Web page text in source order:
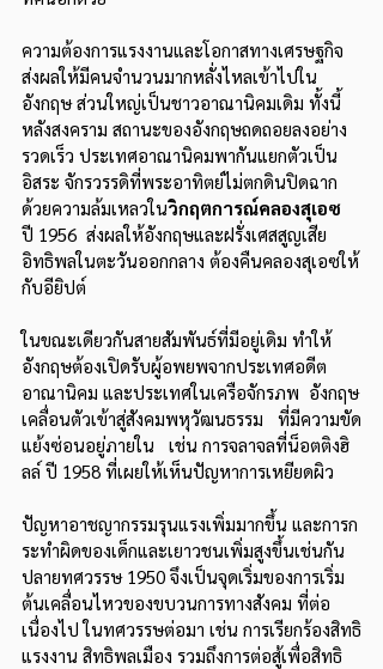
ความต้องการแรงงานและโอกาสทางเศรษฐกิจ
ส่งผลให้มีคนจำนวนมากหลั่งไหลเข้าไปใน
อังกฤษ ส่วนใหญ่เป็นชาวอาณานิคมเดิม ทั้งนี้
หลังสงคราม สถานะของอังกฤษถดถอยลงอย่าง
รวดเร็ว ประเทศอาณานิคมพากันแยกตัวเป็น
อิสระ จักรวรรดิที่พระอาทิตย์ไม่ตกดินปิดฉาก
ด้วยความล้มเหลวในวิกฤตการณ์คลองสุเอซ
ปี 1956  ส่งผลให้อังกฤษและฝรั่งเศสสูญเสีย
อิทธิพลในตะวันออกกลาง ต้องคืนคลองสุเอซให้
กับอียิปต์
ในขณะเดียวกันสายสัมพันธ์ที่มีอยู่เดิม ทำให้
อังกฤษต้องเปิดรับผู้อพยพจากประเทศอดีต
อาณานิคม และประเทศในเครือจักรภพ  อังกฤษ
เคลื่อนตัวเข้าสู่สังคมพหุวัฒนธรรม   ที่มีความขัด
แย้งซ่อนอยู่ภายใน   เช่น การจลาจลที่น็อตติงฮิ
ลล์ ปี 1958 ที่เผยให้เห็นปัญหาการเหยียดผิว
ปัญหาอาชญากรรมรุนแรงเพิ่มมากขึ้น และการก
ระทำผิดของเด็กและเยาวชนเพิ่มสูงขึ้นเช่นกัน
ปลายทศวรรษ 1950 จึงเป็นจุดเริ่มของการเริ่ม
ต้นเคลื่อนไหวของขบวนการทางสังคม ที่ต่อ
เนื่องไป ในทศวรรษต่อมา เช่น การเรียกร้องสิทธิ
แรงงาน สิทธิพลเมือง รวมถึงการต่อสู้เพื่อสิทธิ